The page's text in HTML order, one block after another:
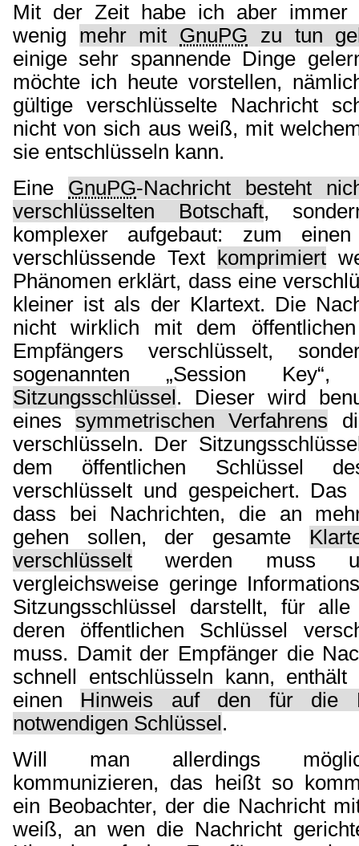
Mit der Zeit habe ich aber immer
wenig mehr mit GnuPG zu tun
einige sehr spannende Dinge
möchte ich heute vorstellen,
gültige verschlüsselte Nachricht
nicht von sich aus weiß, mit
sie entschlüsseln kann.
Eine GnuPG-Nachricht besteht
verschlüsselten Botschaft,
komplexer aufgebaut: zum
verschlüssende Text
komprimiert
Phänomen erklärt, dass eine
kleiner ist als der Klartext. Die
nicht wirklich mit dem
Empfängers verschlüsselt,
sogenannten „Session
Sitzungsschlüssel . Dieser wird
eines symmetrischen Verfahrens
verschlüsseln. Der
dem öffentlichen Schlüssel
verschlüsselt und gespeichert.
dass bei Nachrichten, die an
gehen sollen, der gesamte
verschlüsselt werden muss
vergleichsweise geringe
Sitzungsschlüssel darstellt, für
deren öffentlichen Schlüssel
muss. Damit der Empfänger die
schnell entschlüsseln kann,
einen Hinweis auf den für die
notwendigen Schlüssel .
Will man allerdings
kommunizieren, das heißt so
ein Beobachter, der die Nachricht
weiß, an wen die Nachricht